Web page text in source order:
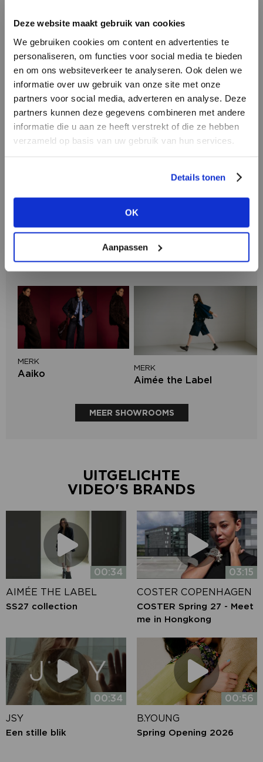
Deze website maakt gebruik van cookies
We gebruiken cookies om content en advertenties te
personaliseren, om functies voor social media te bieden
en om ons websiteverkeer te analyseren. Ook delen we
informatie over uw gebruik van onze site met onze
partners voor social media, adverteren en analyse. Deze
partners kunnen deze gegevens combineren met andere
informatie die u aan ze heeft verstrekt of die ze hebben
verzameld op basis van uw gebruik van hun services.
Details tonen
OK
Aanpassen
INLOGGEN
Wachtwoord
INLOGGEN
NOG GEEN ACCOUNT?
MERK
Circle of Trust
Second female
MERK
MERK
Harper & Yve
MERK
Aaiko
MERK
Aimée the Label
MEER SHOWROOMS
UITGELICHTE
VIDEO'S BRANDS
00:34
AIMÉE THE LABEL
SS27 collection
03:15
COSTER COPENHAGEN
COSTER Spring 27 - Meet
me in Hongkong
00:34
JSY
Een stille blik
00:56
B.YOUNG
Spring Opening 2026